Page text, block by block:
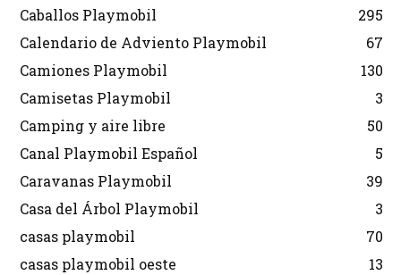
Caballos Playmobil
295
Calendario de Adviento Playmobil
67
Camiones Playmobil
130
Camisetas Playmobil
3
Camping y aire libre
50
Canal Playmobil Español
5
Caravanas Playmobil
39
Casa del Árbol Playmobil
3
casas playmobil
70
casas playmobil oeste
13